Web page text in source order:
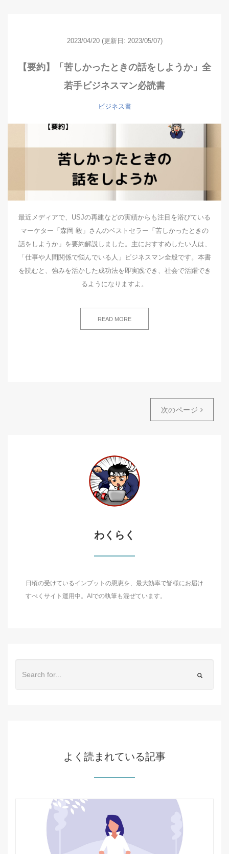
2023/04/20 (更新日: 2023/05/07)
【要約】「苦しかったときの話をしようか」全
若手ビジネスマン必読書
ビジネス書
最近メディアで、USJの再建などの実績からも注目を浴びている
マーケター「森岡 毅」さんのベストセラー「苦しかったときの
話をしようか」を要約解説しました。主におすすめしたい人は、
「仕事や人間関係で悩んでいる人」ビジネスマン全般です。本書
を読むと、強みを活かした成功法を即実践でき、社会で活躍でき
るようになりますよ。
READ MORE
次のページ
わくらく
日頃の受けているインプットの恩恵を、最大効率で皆様にお届け
すべくサイト運用中。AIでの執筆も混ぜています。
よく読まれている記事